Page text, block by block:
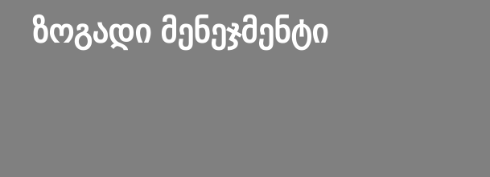
ზოგადი მენეჯმენტი